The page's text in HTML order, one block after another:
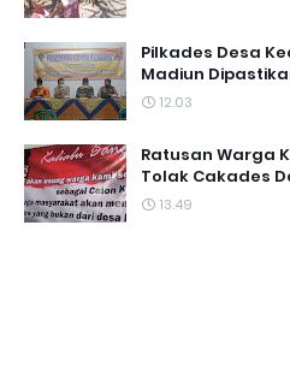
Pilkades Desa
Madiun
12.03
Ratusan Warga
Tolak Cakades
13.49